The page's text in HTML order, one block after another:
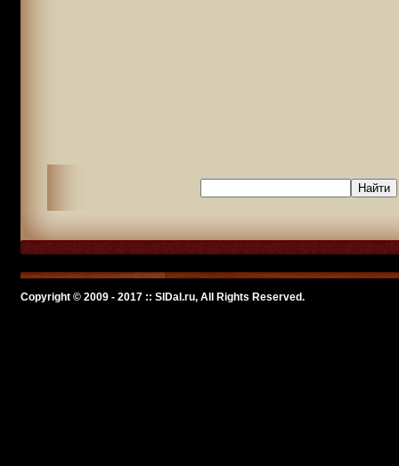
Copyright © 2009 - 2017 :: SlDal.ru, All Rights Reserved.